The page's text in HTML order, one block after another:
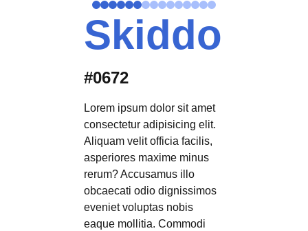
Skiddo
#0672
Lorem ipsum dolor sit amet
consectetur adipisicing elit.
Aliquam velit officia facilis,
asperiores maxime minus
rerum? Accusamus illo
obcaecati odio dignissimos
eveniet voluptas nobis
eaque mollitia. Commodi